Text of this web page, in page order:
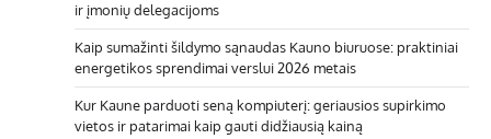
ir įmonių delegacijoms
Kaip sumažinti šildymo sąnaudas Kauno biuruose: praktiniai
energetikos sprendimai verslui 2026 metais
Kur Kaune parduoti seną kompiuterį: geriausios supirkimo
vietos ir patarimai kaip gauti didžiausią kainą